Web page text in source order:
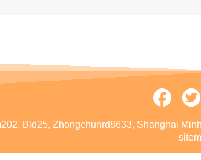
Bld25, Zhongchunrd8633, Shanghai